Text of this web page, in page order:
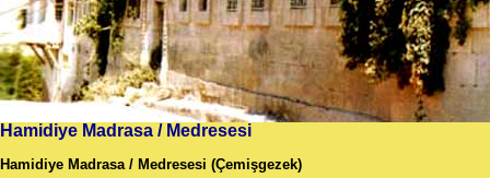
Hamidiye Madrasa / Medresesi
Hamidiye Madrasa / Medresesi (Çemişgezek)